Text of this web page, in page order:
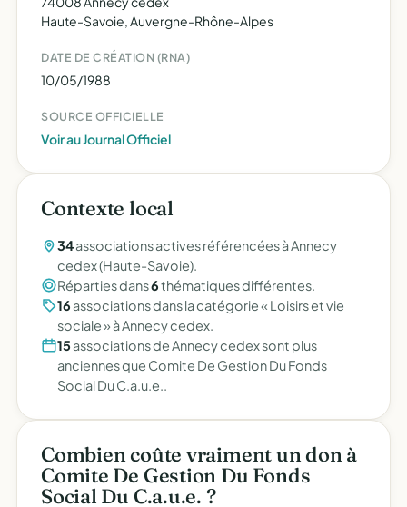
Haute-Savoie, Auvergne-Rhône-Alpes
DATE DE CRÉATION (RNA)
10/05/1988
SOURCE OFFICIELLE
Voir au Journal Officiel
Contexte local
34associations actives référencées à Annecy
cedex (Haute-Savoie).
Réparties dans6thématiques différentes.
16 associations dans la catégorie « Loisirs et vie
sociale » à Annecy cedex.
15associations de Annecy cedex sont plus
anciennes que Comite De Gestion Du Fonds
Social Du C.a.u.e..
Combien coûte vraiment un don à
Comite De Gestion Du Fonds
Social Du C.a.u.e. ?